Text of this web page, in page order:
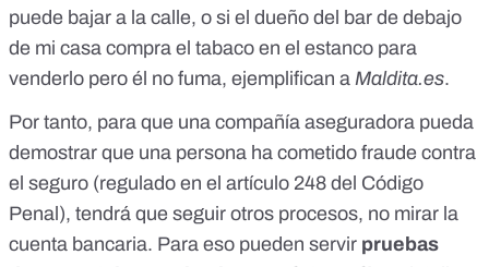
puede bajar a la calle, o si el dueño del bar de debajo
de mi casa compra el tabaco en el estanco para
venderlo pero él no fuma, ejemplifican a Maldita.es.
Por tanto, para que una compañía aseguradora pueda
demostrar que una persona ha cometido fraude contra
el seguro (regulado en el artículo 248 del Código
Penal ), tendrá que seguir otros procesos, no mirar la
cuenta bancaria. Para eso pueden servir pruebas